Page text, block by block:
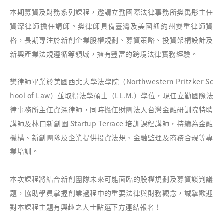
本期募資及財務系列課程，邀請立勤國際法律事務所樊禹彤主任
資深律師擔任講師。樊律師具備臺灣及美國紐約州雙重律師資
格，長期專注於新創企業股權規劃、募資策略、投資架構設計及
新興產業法規遵循等領域，擁有豐富的跨境法律實務經驗。
樊律師畢業於美國西北大學法學院（Northwestern Pritzker Sc
hool of Law）並取得法學碩士（LL.M.）學位，現任立勤國際法
律事務所主任資深律師，同時擔任財團法人台灣金融研訓院特聘
講師及林口新創園 Startup Terrace 培訓課程講師，持續為金融
機構、新創團隊及企業提供投資法規、金融監理及商務合規等專
業培訓。
本次課程將結合新創團隊未來可能面臨的股權規劃及募資談判議
題，協助學員掌握創業過程中的重要法律與財務觀念，誠摯歡迎
對本課程主題有興趣之人士點選下方連結報名！